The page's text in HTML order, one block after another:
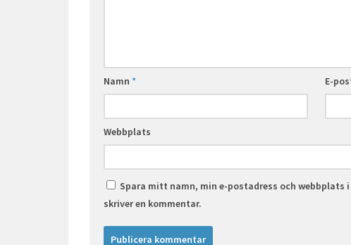
Namn * E-
Webbplats
Spara mitt namn, min e-postadress och webbplats
skriver en kommentar.